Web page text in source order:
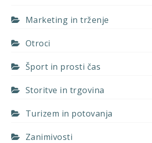
Marketing in trženje
Otroci
Šport in prosti čas
Storitve in trgovina
Turizem in potovanja
Zanimivosti